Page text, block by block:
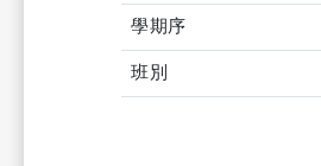
學期序
班別